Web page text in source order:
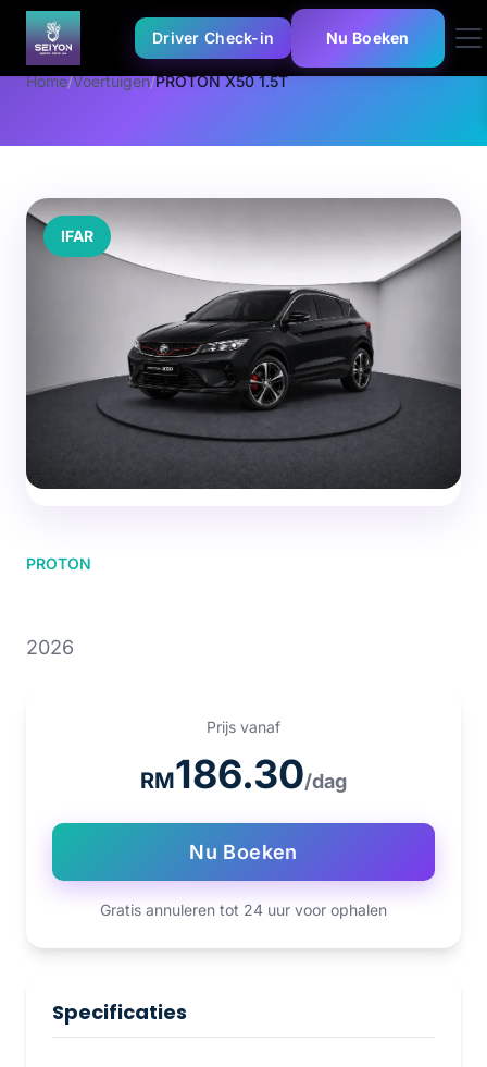
Driver Check-in Nu Boeken
Home/Voertuigen/PROTON X50 1.5T
IFAR
PROTON
2026
Prijs vanaf
RM186.30/dag
Nu Boeken
Gratis annuleren tot 24 uur voor ophalen
Specificaties